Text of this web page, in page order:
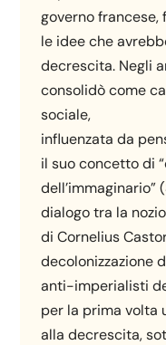
governo
le idee che
decrescita. Negli
consolidò come
sociale,
influenzata da
il suo concetto di
dell’immaginario”
dialogo tra la
di Cornelius
decolonizzazione
anti-imperialisti
per la prima volta
alla decrescita,